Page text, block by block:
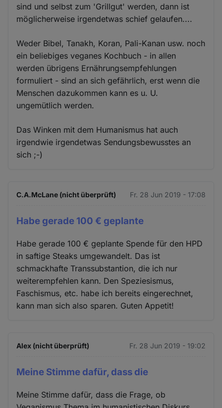
sind und selbst zum 'Grillgut' werden, dann ist
möglicherweise irgendetwas schief gelaufen....
Weder Bibel, Tanakh, Koran, Pali-Kanan usw. noch
ein beliebiges veganes Kochbuch - in allen
werden übrigens Ernährungsempfehlungen
formuliert - sind an sich gefährlich, erst wenn die
Menschen dazukommen kann es u. U.
ungemütlich werden.
Das Winken mit dem Humanismus hat auch
irgendwie irgendetwas Sendungsbewusstes an
sich ;-)
C.A.McLane (nicht überprüft) Fr. 28 Jun 2019 - 17:08
Habe gerade 100 € geplante
Habe gerade 100 € geplante Spende für den HPD
in saftige Steaks umgewandelt. Das ist
schmackhafte Transsubstantion, die ich nur
weiterempfehlen kann. Den Speziesismus,
Faschismus, etc. habe ich bereits eingerechnet,
kann man sich also sparen. Guten Appetit!
Alex (nicht überprüft) Fr. 28 Jun 2019 - 19:02
Meine Stimme dafür, dass die
Meine Stimme dafür, dass die Frage, ob